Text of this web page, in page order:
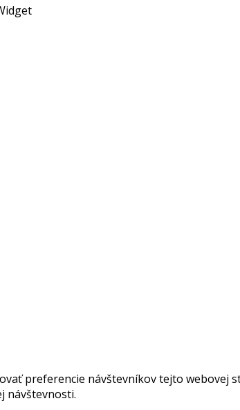
preferencie návštevníkov tejto webovej
návštevnosti.